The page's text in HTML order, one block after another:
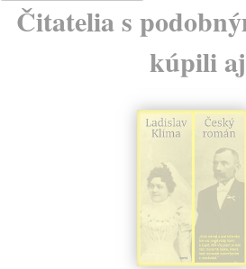
Čitatelia s
kúpili